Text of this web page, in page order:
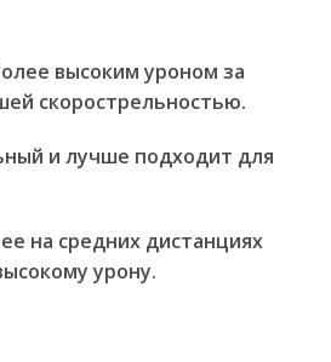
высоким уроном за
скорострельностью.
и лучше подходит для
на средних дистанциях
урону.